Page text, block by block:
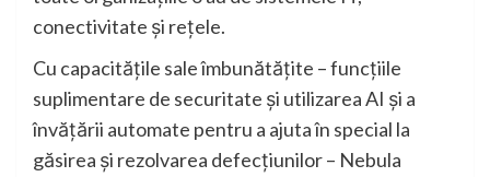
conectivitate și rețele.
Cu capacitățile sale îmbunătățite – funcțiile
suplimentare de securitate și utilizarea AI și a
învățării automate pentru a ajuta în special la
găsirea și rezolvarea defecțiunilor – Nebula